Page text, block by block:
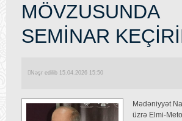
MÖVZUSUNDA
SEMİNAR
Nəşr edilib 15.04.2026 15:50
Mədəniyyət
üzrə Elmi-